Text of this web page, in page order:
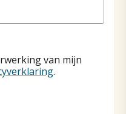
van mijn
.